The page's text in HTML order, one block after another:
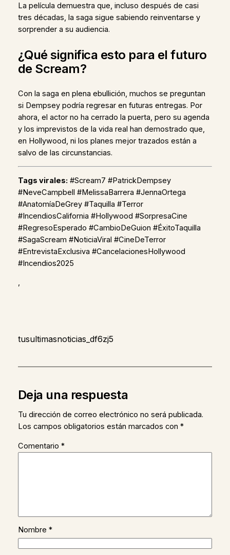
La película demuestra que, incluso después de casi
tres décadas, la saga sigue sabiendo reinventarse y
sorprender a su audiencia.
¿Qué significa esto para el futuro
de Scream?
Con la saga en plena ebullición, muchos se preguntan
si Dempsey podría regresar en futuras entregas. Por
ahora, el actor no ha cerrado la puerta, pero su agenda
y los imprevistos de la vida real han demostrado que,
en Hollywood, ni los planes mejor trazados están a
salvo de las circunstancias.
Tags virales: #Scream7 #PatrickDempsey
#NeveCampbell #MelissaBarrera #JennaOrtega
#AnatomíaDeGrey #Taquilla #Terror
#IncendiosCalifornia #Hollywood #SorpresaCine
#RegresoEsperado #CambioDeGuion #ÉxitoTaquilla
#SagaScream #NoticiaViral #CineDeTerror
#EntrevistaExclusiva #CancelacionesHollywood
#Incendios2025
,
tusultimasnoticias_df6zj5
Deja una respuesta
Tu dirección de correo electrónico no será publicada.
Los campos obligatorios están marcados con *
Comentario *
Nombre *